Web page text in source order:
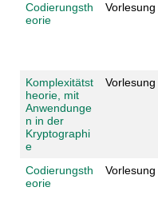
Codierungsth
eorie
Vorlesung
Komplexitätst
heorie, mit
Anwendunge
n in der
Kryptographi
e
Vorlesung
Codierungsth
eorie
Vorlesung